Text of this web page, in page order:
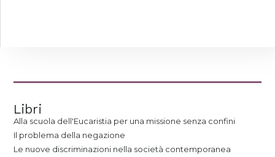
Libri
Alla scuola dell'Eucaristia per una missione senza confini
Il problema della negazione
Le nuove discriminazioni nella società contemporanea